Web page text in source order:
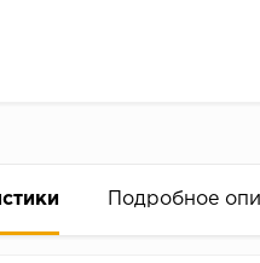
Подробное